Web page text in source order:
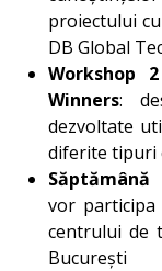
proiectului
DB Global
Workshop
Winners:
dezvoltate
diferite tipuri
vor participa
centrului de
București